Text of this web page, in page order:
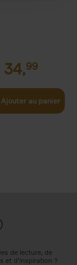
34,99
Ajouter au panier
de lecture, de
et d’inspiration ?